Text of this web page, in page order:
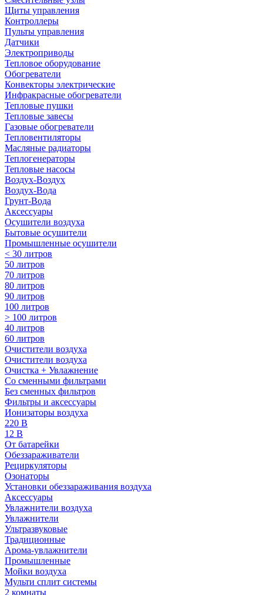
Щиты управления
Контроллеры
Пульты управления
Датчики
Электроприводы
Тепловое оборудование
Обогреватели
Конвекторы электрические
Инфракрасные обогреватели
Тепловые пушки
Тепловые завесы
Газовые обогреватели
Тепловентиляторы
Масляные радиаторы
Теплогенераторы
Тепловые насосы
Воздух-Воздух
Воздух-Вода
Грунт-Вода
Аксессуары
Осушители воздуха
Бытовые осушители
Промышленные осушители
< 30 литров
50 литров
70 литров
80 литров
90 литров
100 литров
> 100 литров
40 литров
60 литров
Очистители воздуха
Очистители воздуха
Очистка + Увлажнение
Cо сменными фильтрами
Без сменных фильтров
Фильтры и аксессуары
Ионизаторы воздуха
220 В
12 В
От батарейки
Обеззараживатели
Рециркуляторы
Озонаторы
Установки обеззараживания воздуха
Аксессуары
Увлажнители воздуха
Увлажнители
Ультразвуковые
Традиционные
Арома-увлажнители
Промышленные
Мойки воздуха
Мульти сплит системы
2 комнаты